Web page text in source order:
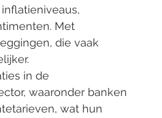
Met
die vaak
in de
waaronder banken
wat hun